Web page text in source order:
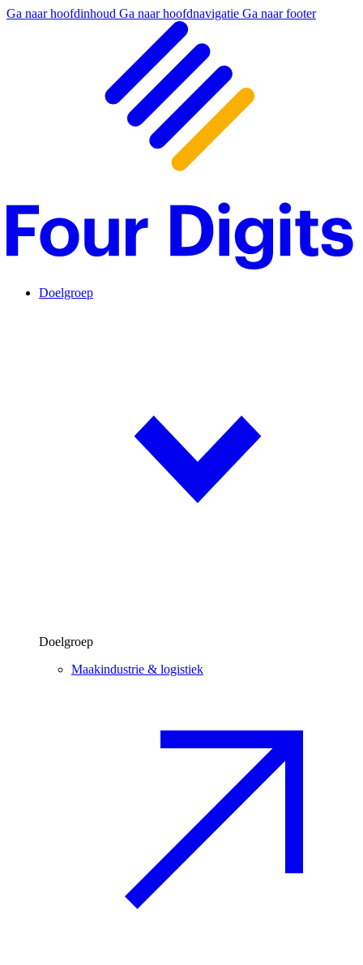
Ga naar hoofdinhoud Ga naar hoofdnavigatie Ga naar footer
Doelgroep
Doelgroep
Maakindustrie & logistiek